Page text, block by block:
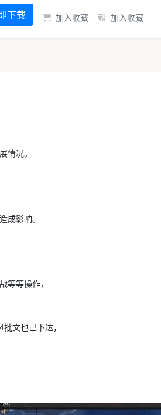
下载 加入收藏 加入收藏
情况。
成影响。
等等操作，
文也已下达，